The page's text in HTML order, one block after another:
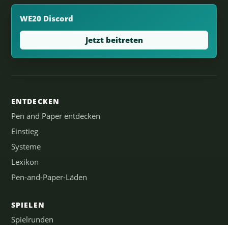
WE20 Discord
Jetzt beitreten
ENTDECKEN
Pen and Paper entdecken
Einstieg
Systeme
Lexikon
Pen-and-Paper-Läden
SPIELEN
Spielrunden